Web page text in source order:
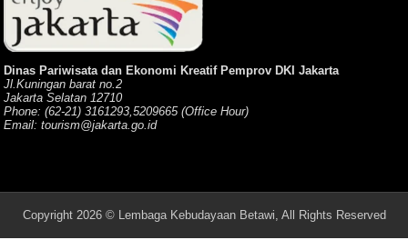
Dinas Pariwisata dan Ekonomi Kreatif Pemprov DKI Jakarta
Jl.Kuningan barat no.2
Jakarta Selatan 12710
Phone: (62-21) 3161293,5209665 (Office Hour)
Email: tourism@jakarta.go.id
Copyright 2026 © Lembaga Kebudayaan Betawi, All Rights Reserved